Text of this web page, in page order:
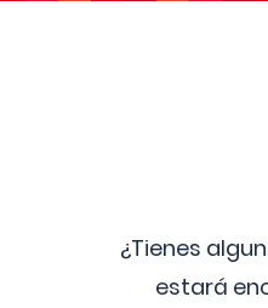
¿Tienes
estará